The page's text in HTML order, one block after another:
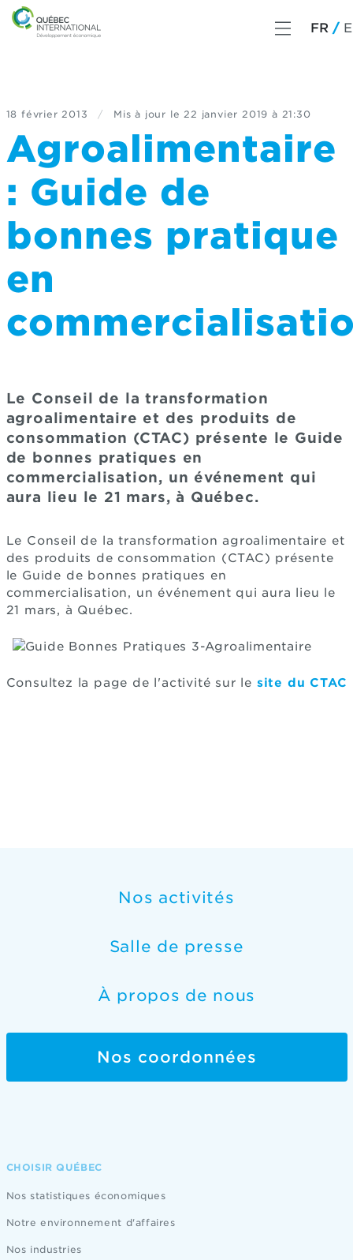
FR
18 février 2013 / Mis à jour le 22 janvier 2019 à 21:30
Agroalimentaire
: Guide de
bonnes pratique
en
Le Conseil de la transformation
agroalimentaire et des produits de
consommation (CTAC) présente le Guide
de bonnes pratiques en
commercialisation, un événement qui
aura lieu le 21 mars, à Québec.
Le Conseil de la transformation agroalimentaire et
des produits de consommation (CTAC) présente
le Guide de bonnes pratiques en
commercialisation, un événement qui aura lieu le
21 mars, à Québec.
Consultez la page de l'activité sur le site du CTAC
Nos activités
Salle de presse
À propos de nous
Nos coordonnées
CHOISIR QUÉBEC
Nos statistiques économiques
Notre environnement d'affaires
Nos industries